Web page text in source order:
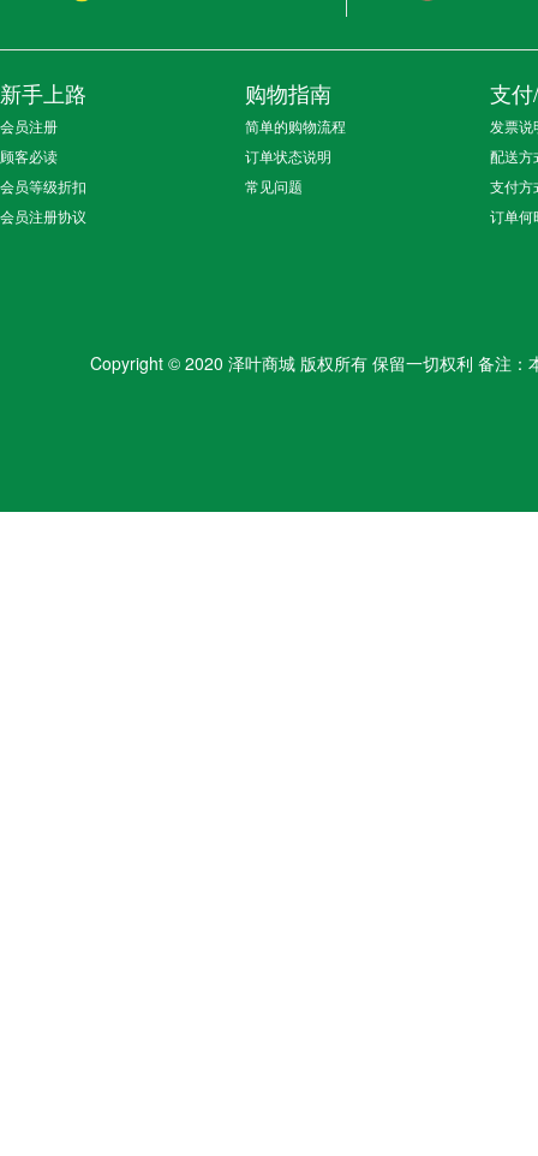
新手上路
会员注册
顾客必读
会员等级折扣
会员注册协议
购物指南
简单的购物流程
订单状态说明
常见问题
支
发票说
配送方
支付方
订单何
Copyright © 2020 泽叶商城 版权所有 保留一切权利 备注